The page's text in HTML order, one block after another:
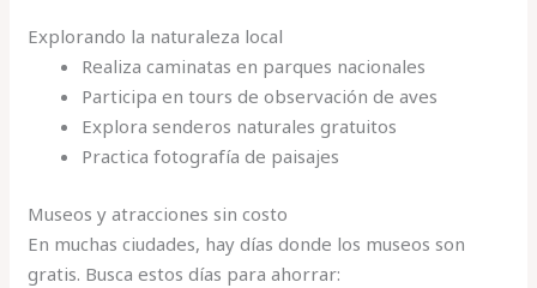
Explorando la naturaleza local
Realiza caminatas en parques nacionales
Participa en tours de observación de aves
Explora senderos naturales gratuitos
Practica fotografía de paisajes
Museos y atracciones sin costo
En muchas ciudades, hay días donde los museos son
gratis. Busca estos días para ahorrar: